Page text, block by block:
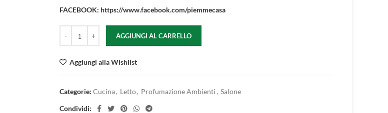
FACEBOOK: https://www.facebook.com/piemmecasa
AGGIUNGI AL CARRELLO
Aggiungi alla Wishlist
Categorie: Cucina, Letto, Profumazione Ambienti , Salone
Condividi: